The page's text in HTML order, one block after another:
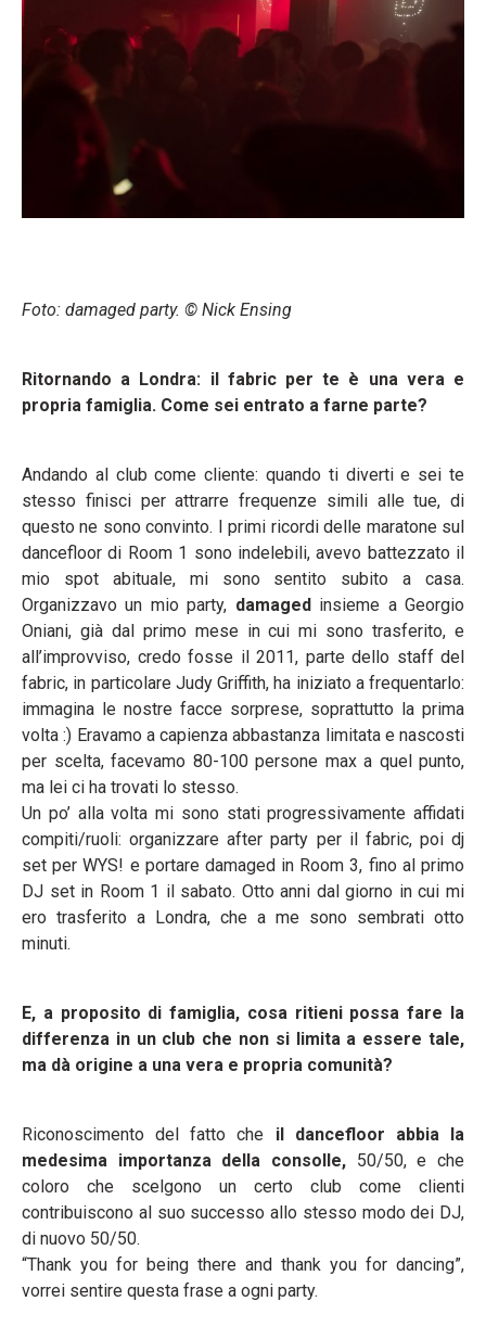
Foto: damaged party. © Nick Ensing
Ritornando a Londra: il fabric per te è una vera e
propria famiglia. Come sei entrato a farne parte?
Andando al club come cliente: quando ti diverti e sei te
stesso finisci per attrarre frequenze simili alle tue, di
questo ne sono convinto. I primi ricordi delle maratone sul
dancefloor di Room 1 sono indelebili, avevo battezzato il
mio spot abituale, mi sono sentito subito a casa.
Organizzavo un mio party, damaged insieme a Georgio
Oniani, già dal primo mese in cui mi sono trasferito, e
all’improvviso, credo fosse il 2011, parte dello staff del
fabric, in particolare Judy Griffith, ha iniziato a frequentarlo:
immagina le nostre facce sorprese, soprattutto la prima
volta :) Eravamo a capienza abbastanza limitata e nascosti
per scelta, facevamo 80-100 persone max a quel punto,
ma lei ci ha trovati lo stesso.
Un po’ alla volta mi sono stati progressivamente affidati
compiti/ruoli: organizzare after party per il fabric, poi dj
set per WYS! e portare damaged in Room 3, fino al primo
DJ set in Room 1 il sabato. Otto anni dal giorno in cui mi
ero trasferito a Londra, che a me sono sembrati otto
minuti.
E, a proposito di famiglia, cosa ritieni possa fare la
differenza in un club che non si limita a essere tale,
ma dà origine a una vera e propria comunità?
Riconoscimento del fatto che il dancefloor abbia la
medesima importanza della consolle, 50/50, e che
coloro che scelgono un certo club come clienti
contribuiscono al suo successo allo stesso modo dei DJ,
di nuovo 50/50.
“Thank you for being there and thank you for dancing”,
vorrei sentire questa frase a ogni party.